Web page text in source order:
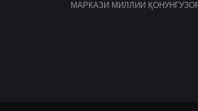
МАРКАЗИ МИЛЛИИ